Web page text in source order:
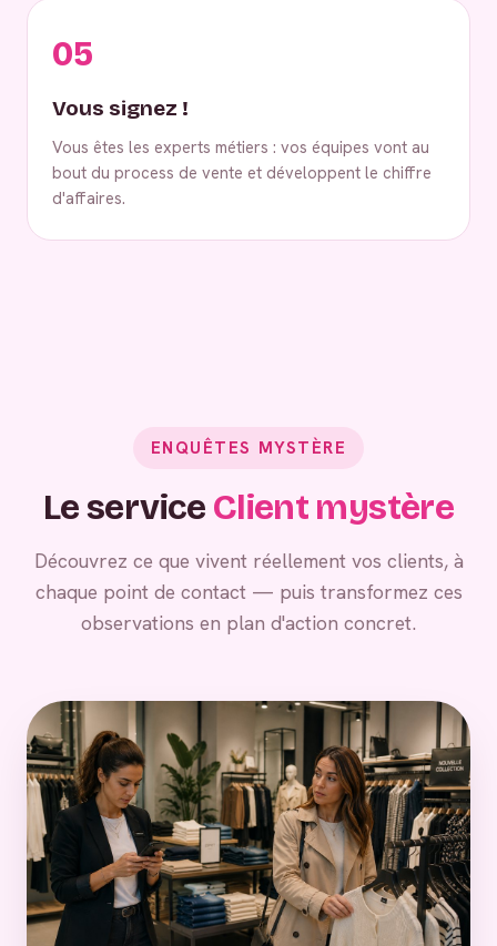
05
Vous signez !
Vous êtes les experts métiers : vos équipes vont au
bout du process de vente et développent le chiffre
d'affaires.
ENQUÊTES MYSTÈRE
Le service Client mystère
Découvrez ce que vivent réellement vos clients, à
chaque point de contact — puis transformez ces
observations en plan d'action concret.